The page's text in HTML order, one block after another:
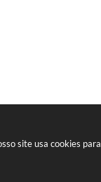
site usa cookies